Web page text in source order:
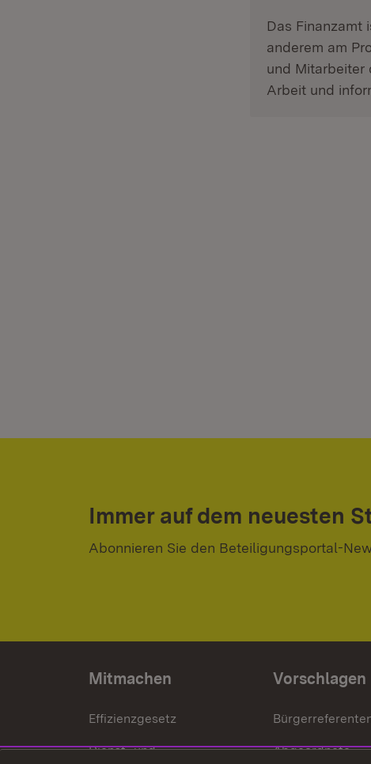
Das
anderem am
und Mitarbeiter
Arbeit und
Immer auf dem neuesten
Abonnieren Sie den Beteiligungsportal-
Mitmachen
Effizienzgesetz
Dienst- und
Vorschlagen
Abgeordnete